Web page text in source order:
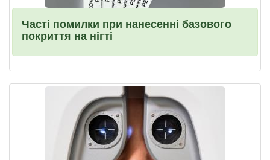
Часті помилки при нанесенні базового
покриття на нігті